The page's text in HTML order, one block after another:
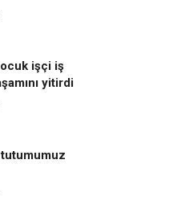
işçi iş
yitirdi